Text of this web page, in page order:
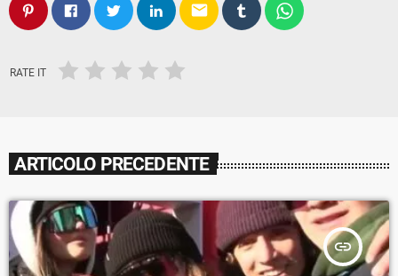
email
RATE IT
ARTICOLO PRECEDENTE
insert_link